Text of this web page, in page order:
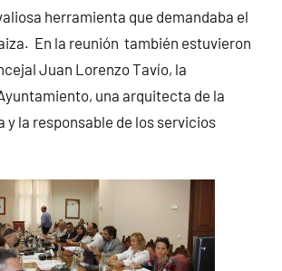
herramienta que demandaba el
En la reunión también estuvieron
Juan Lorenzo Tavío, la
una arquitecta de la
y la responsable de los servicios